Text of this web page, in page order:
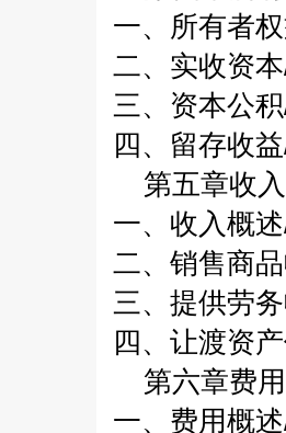
一、所有者
二、实收资
三、资本公
四、留存收
第五章收
一、收入概
二、销售商
三、提供劳
四、让渡资
第六章费
一、费用概